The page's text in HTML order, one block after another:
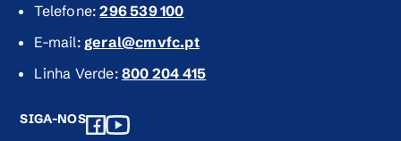
Telefone:296 539 100
E-mail: geral@cmvfc.pt
Linha Verde:800 204 415
SIGA-NOS